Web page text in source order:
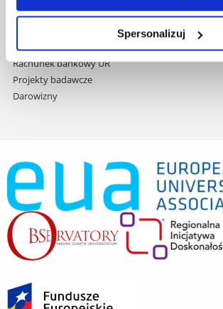
Spersonalizuj
Domy studenta
Deklaracja dostępności cyfrowej
Rachunek bankowy UR
Projekty badawcze
Darowizny